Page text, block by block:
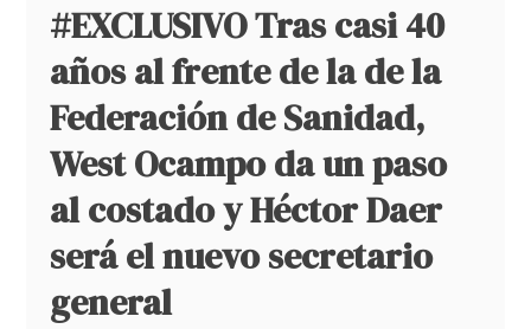
#EXCLUSIVO Tras casi 40
años al frente de la de la
Federación de Sanidad,
West Ocampo da un paso
al costado y Héctor Daer
será el nuevo secretario
general